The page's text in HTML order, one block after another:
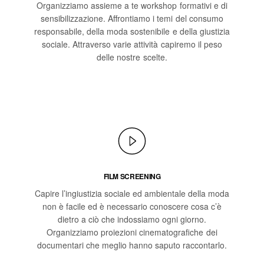
Organizziamo assieme a te workshop formativi e di
sensibilizzazione. Affrontiamo i temi del consumo
responsabile, della moda sostenibile e della giustizia
sociale. Attraverso varie attività capiremo il peso
delle nostre scelte.
FILM SCREENING
Capire l’ingiustizia sociale ed ambientale della moda
non è facile ed è necessario conoscere cosa c’è
dietro a ciò che indossiamo ogni giorno.
Organizziamo proiezioni cinematografiche dei
documentari che meglio hanno saputo raccontarlo.